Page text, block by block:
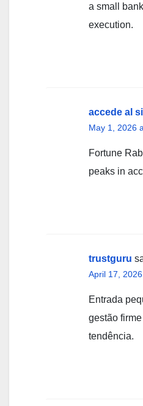
a small
execution.
accede al
May 1, 2026
Fortune
peaks in
trustguru
April 17,
Entrada
gestão
tendência.